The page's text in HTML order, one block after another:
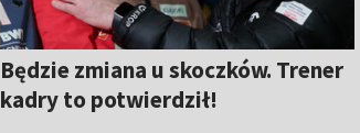
Będzie zmiana u skoczków. Trener
kadry to potwierdził!